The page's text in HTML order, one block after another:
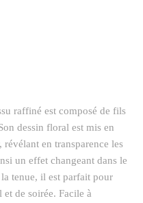
raffiné est composé de fils
dessin floral est mis en
en transparence les
un effet changeant dans le
tenue, il est parfait pour
de soirée. Facile à